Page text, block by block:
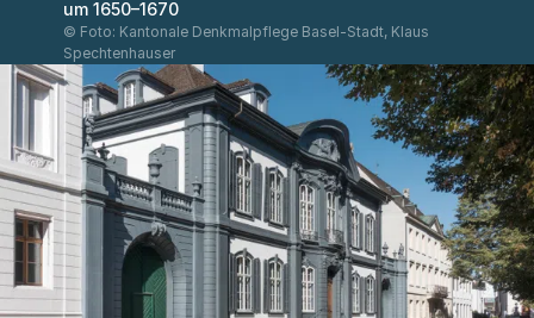
um 1650–1670
© Foto: Kantonale Denkmalpflege Basel-Stadt, Klaus
Spechtenhauser